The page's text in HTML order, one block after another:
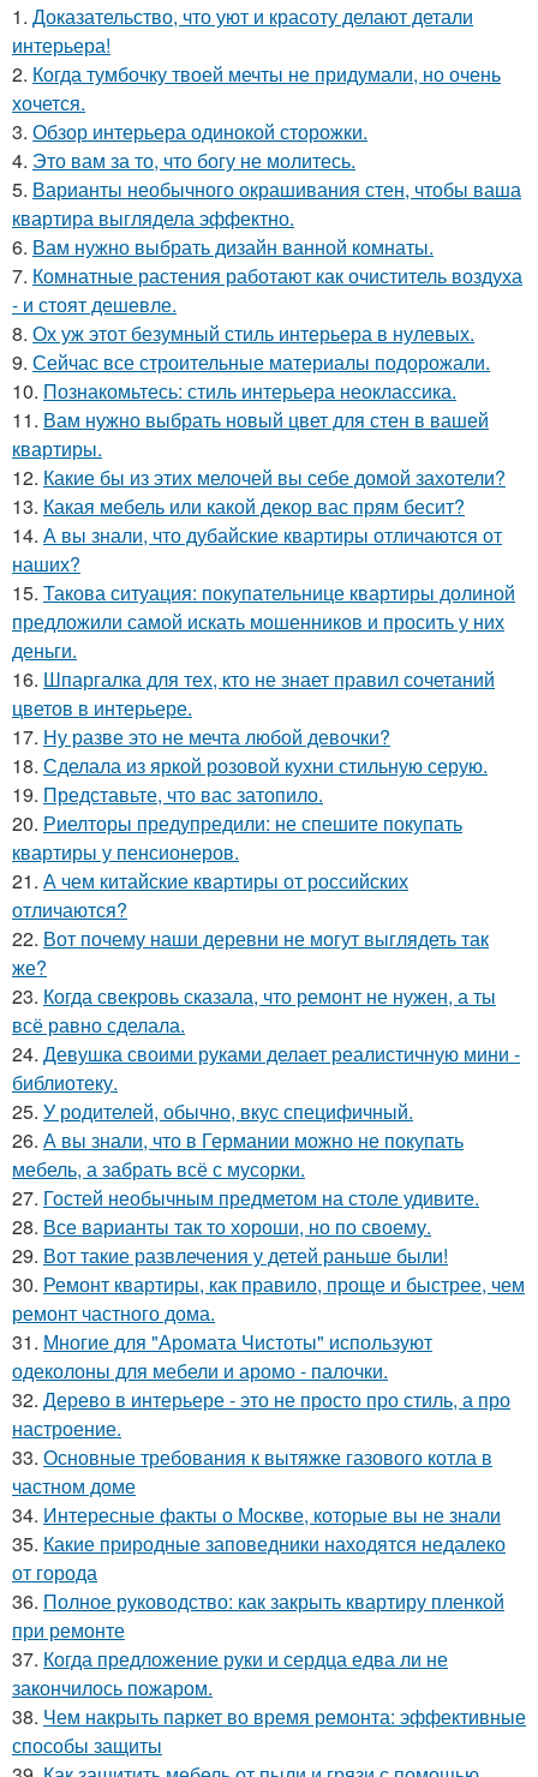
1. Доказательство, что уют и красоту делают детали
интерьера!
2. Когда тумбочку твоей мечты не придумали, но очень
хочется.
3. Обзор интерьера одинокой сторожки.
4. Это вам за то, что богу не молитесь.
5. Варианты необычного окрашивания стен, чтобы ваша
квартира выглядела эффектно.
6. Вам нужно выбрать дизайн ванной комнаты.
7. Комнатные растения работают как очиститель воздуха
- и стоят дешевле.
8. Ох уж этот безумный стиль интерьера в нулевых.
9. Сейчас все строительные материалы подорожали.
10. Познакомьтесь: стиль интерьера неоклассика.
11. Вам нужно выбрать новый цвет для стен в вашей
квартиры.
12. Какие бы из этих мелочей вы себе домой захотели?
13. Какая мебель или какой декор вас прям бесит?
14. А вы знали, что дубайские квартиры отличаются от
наших?
15. Такова ситуация: покупательнице квартиры долиной
предложили самой искать мошенников и просить у них
деньги.
16. Шпаргалка для тех, кто не знает правил сочетаний
цветов в интерьере.
17. Ну разве это не мечта любой девочки?
18. Сделала из яркой розовой кухни стильную серую.
19. Представьте, что вас затопило.
20. Риелторы предупредили: не спешите покупать
квартиры у пенсионеров.
21. А чем китайские квартиры от российских
отличаются?
22. Вот почему наши деревни не могут выглядеть так
же?
23. Когда свекровь сказала, что ремонт не нужен, а ты
всё равно сделала.
24. Девушка своими руками делает реалистичную мини -
библиотеку.
25. У родителей, обычно, вкус специфичный.
26. А вы знали, что в Германии можно не покупать
мебель, а забрать всё с мусорки.
27. Гостей необычным предметом на столе удивите.
28. Все варианты так то хороши, но по своему.
29. Вот такие развлечения у детей раньше были!
30. Ремонт квартиры, как правило, проще и быстрее, чем
ремонт частного дома.
31. Многие для "Аромата Чистоты" используют
одеколоны для мебели и аромо - палочки.
32. Дерево в интерьере - это не просто про стиль, а про
настроение.
33. Основные требования к вытяжке газового котла в
частном доме
34. Интересные факты о Москве, которые вы не знали
35. Какие природные заповедники находятся недалеко
от города
36. Полное руководство: как закрыть квартиру пленкой
при ремонте
37. Когда предложение руки и сердца едва ли не
закончилось пожаром.
38. Чем накрыть паркет во время ремонта: эффективные
способы защиты